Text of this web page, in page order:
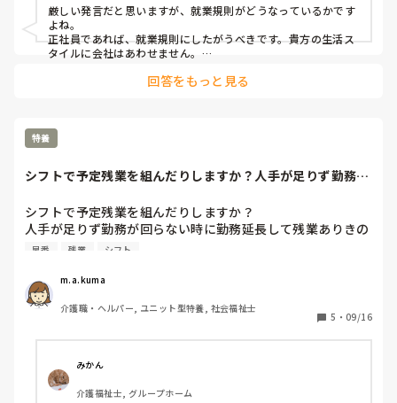
厳しい発言だと思いますが、就業規則がどうなっているかです
よね。
正社員であれば、就業規則にしたがうべきです。貴方の生活ス
タイルに会社はあわせません。
回答をもっと見る
特養
シフトで予定残業を組んだりしますか？人手が足りず勤務が
シフトで予定残業を組んだりしますか？
人手が足りず勤務が回らない時に勤務延長して残業ありきの
シフトを組むことがあります。
18時の２時間残業の勤務です。
予定残業を組む場合、どのくらい延長しますか？
早番 残業 シフト
m.a.kuma
介護職・ヘルパー, ユニット型特養, 社会福祉士
5 ・ 09/16
みかん
介護福祉士, グループホーム